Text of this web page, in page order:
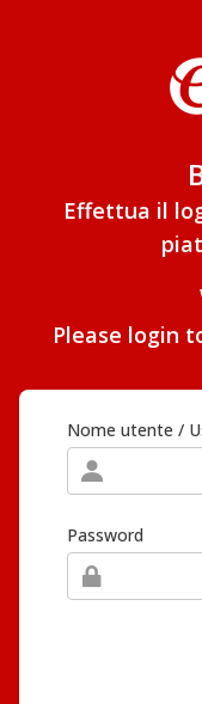
Effettua il
Please login
Nome utente /
Password